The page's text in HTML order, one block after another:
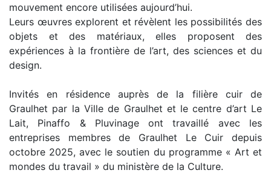
mouvement encore utilisées aujourd’hui.
Leurs œuvres explorent et révèlent les possibilités des
objets et des matériaux, elles proposent des
expériences à la frontière de l’art, des sciences et du
design.
Invités en résidence auprès de la filière cuir de
Graulhet par la Ville de Graulhet et le centre d’art Le
Lait, Pinaffo & Pluvinage ont travaillé avec les
entreprises membres de Graulhet Le Cuir depuis
octobre 2025, avec le soutien du programme « Art et
mondes du travail » du ministère de la Culture.